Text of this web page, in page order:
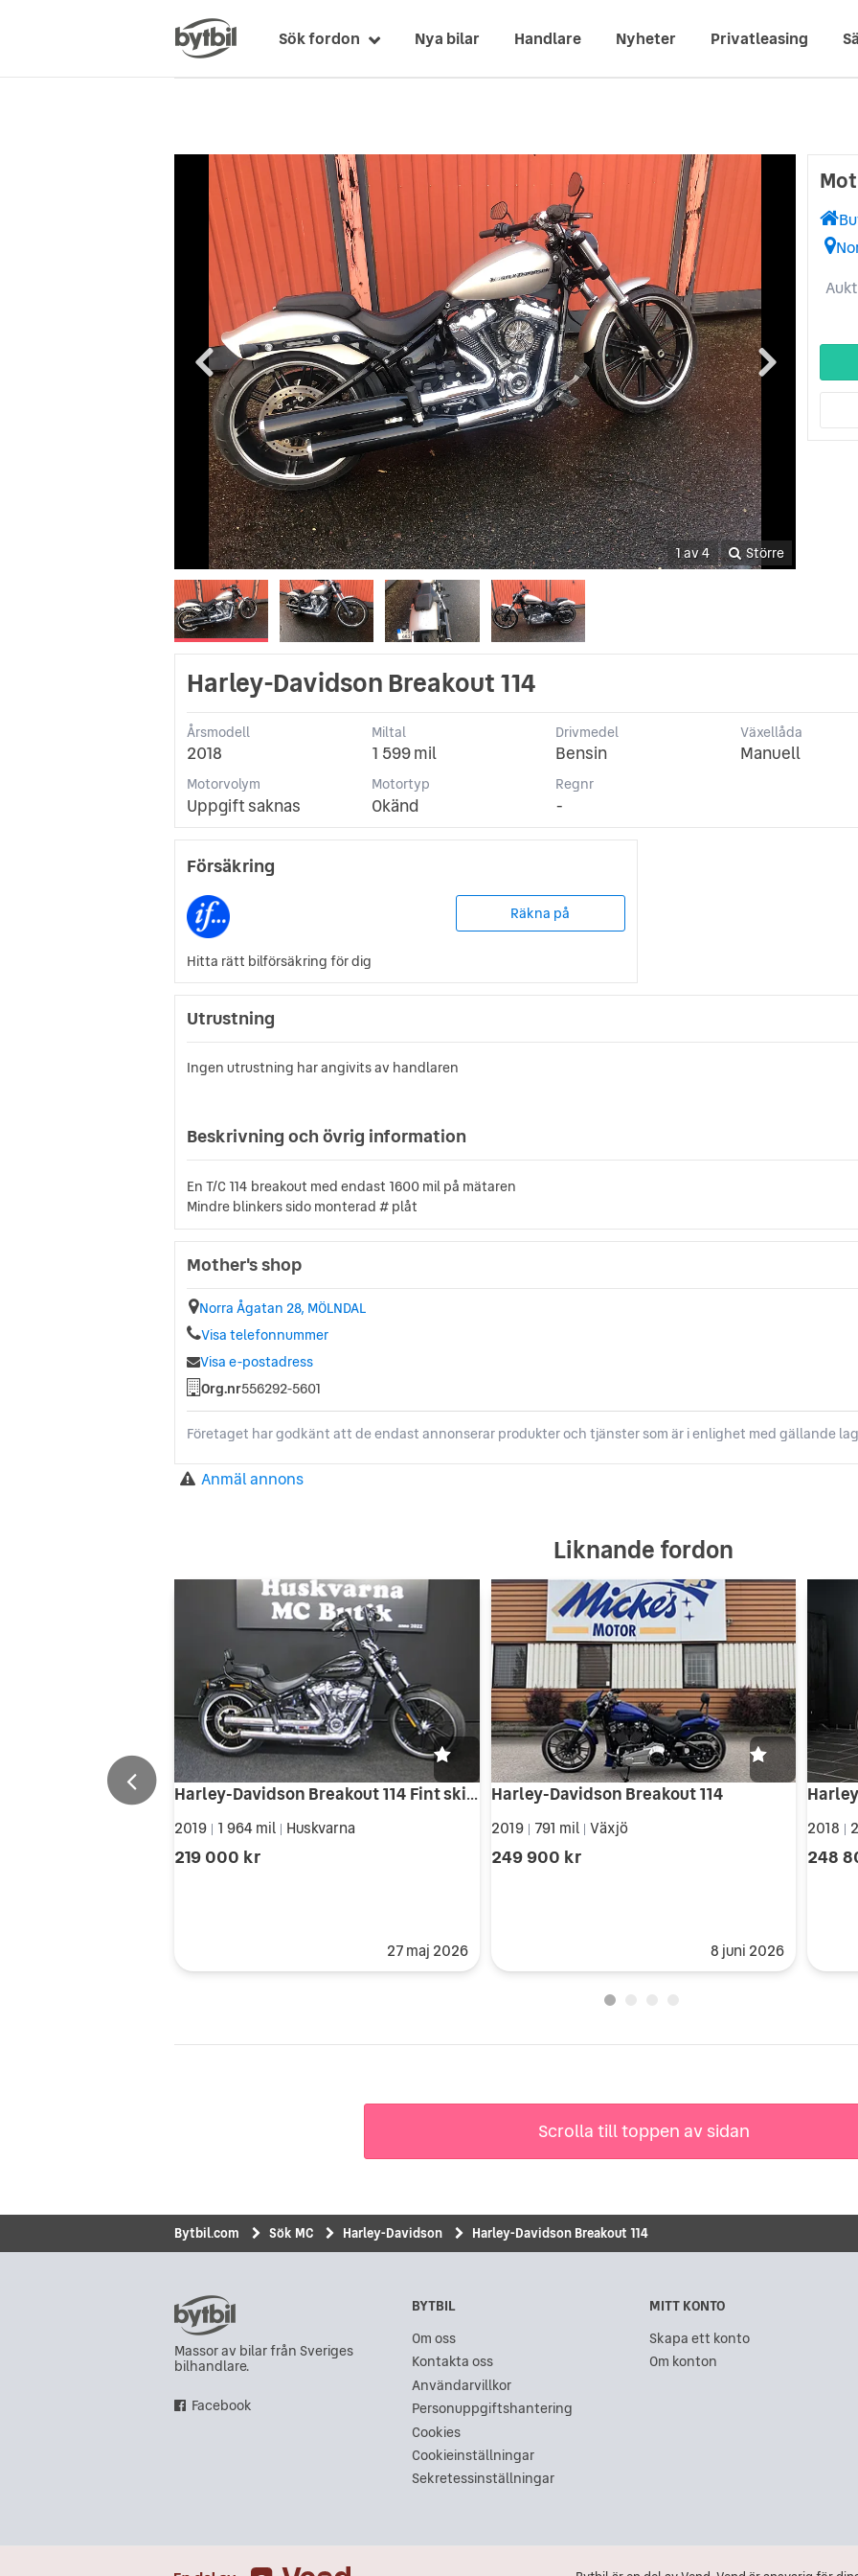
Sök fordon Nya bilar Handlare Nyheter Privatleasing
1 av 4 Större
Harley-Davidson Breakout 114
Årsmodell
2018
Miltal
1 599 mil
Drivmedel
Bensin
Växellåda
Manuell
Motorvolym
Uppgift saknas
Motortyp
Okänd
Regnr
-
Försäkring
Räkna på
Hitta rätt bilförsäkring för dig
Utrustning
Ingen utrustning har angivits av handlaren
Beskrivning och övrig information
En T/C 114 breakout med endast 1600 mil på mätaren
Mindre blinkers sido monterad # plåt
Mother's shop
Norra Ågatan 28, MÖLNDAL
Visa telefonnummer
Visa e-postadress
Org.nr556292-5601
Företaget har godkänt att de endast annonserar produkter och tjänster som är i enlighet med gällande
Anmäl annons
Liknande fordon
Harley-Davidson Breakout 114 Fint skick
2019 1 964 mil Huskvarna
219 000 kr
27 maj 2026
Harley-Davidson Breakout 114
2019 | 791 mil | Växjö
249 900 kr
8 juni 2026
2018
248
Scrolla till toppen av sidan
Bytbil.com Sök MC Harley-Davidson Harley-Davidson Breakout 114
Massor av bilar från Sveriges
bilhandlare.
Facebook
BYTBIL
Om oss
Kontakta oss
Användarvillkor
Personuppgiftshantering
Cookies
Cookieinställningar
Sekretessinställningar
MITT KONTO
Skapa ett konto
Om konton